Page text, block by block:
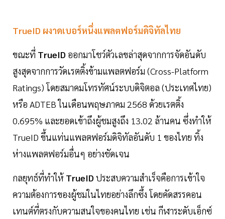
TrueID ผงาดเบอร์หนึ่งแพลตฟอร์มดิจิทัลไทย
ขณะที่ TrueID ออกมาโชว์ตัวเลขล่าสุดจากการจัดอันดับ
สูงสุดจากการวัดเรตติ้งข้ามแพลตฟอร์ม (Cross-Platform
Ratings) โดยสมาคมโทรทัศน์ระบบดิจิตอล (ประเทศไทย)
หรือ ADTEB ในเดือนพฤษภาคม 2568 ด้วยเรตติ้ง
0.695% และยอดเข้าถึงผู้ชมสูงถึง 13.02 ล้านคน ซึ่งทำให้
TrueID ขึ้นแท่นแพลตฟอร์มดิจิทัลอันดับ 1 ของไทย ทิ้ง
ห่างแพลตฟอร์มอื่นๆ อย่างชัดเจน
กลยุทธ์ที่ทำให้ TrueID ประสบความสำเร็จคือการเข้าใจ
ความต้องการของผู้ชมในไทยอย่างลึกซึ้ง โดยคัดสรรคอน
เทนต์ที่ตรงกับความสนใจของคนไทย เช่น กีฬาระดับเอ็กซ์